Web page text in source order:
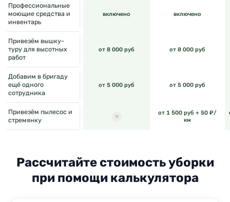
Профессиональные
моющие средства и
инвентарь
включено включено
Привезём вышку-
туру для высотных
работ
от 8 000 руб от 8 000 руб
Добавим в бригаду
ещё одного
сотрудника
от 5 000 руб от 5 000 руб
Привезём пылесос и
стремянку
от 1 500 руб + 50 ₽/
км
Рассчитайте стоимость уборки
при помощи калькулятора